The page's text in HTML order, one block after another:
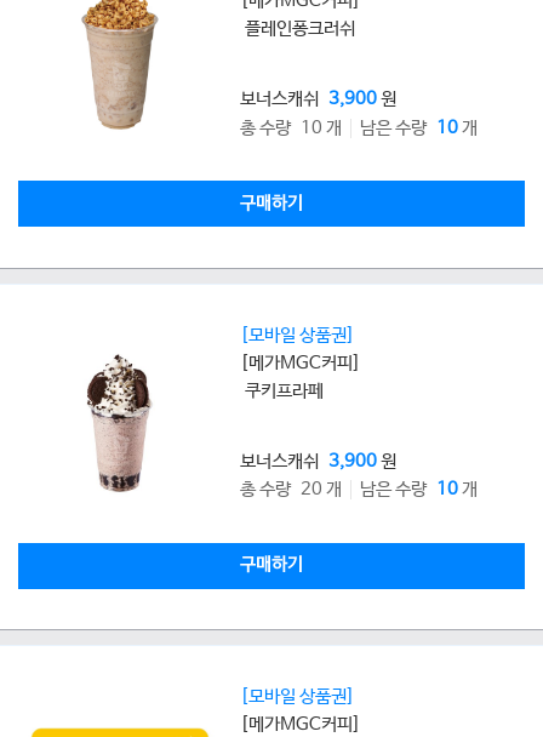
플레인퐁크러쉬
보너스캐쉬 3,900원
총 수량 10 개
남은 수량 10개
구매하기
[모바일 상품권]
[메가MGC커피]
쿠키프라페
보너스캐쉬 3,900원
총 수량 20 개
남은 수량 10개
구매하기
[모바일 상품권]
[메가MGC커피]